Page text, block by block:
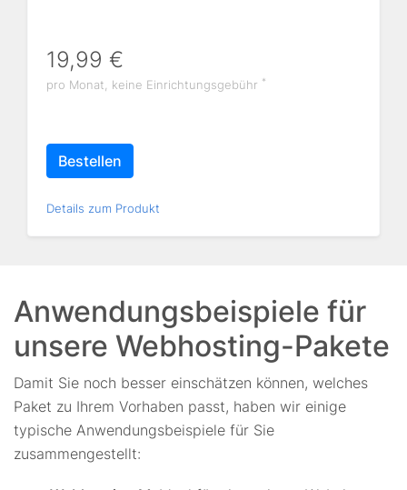
19,99 €
pro Monat, keine Einrichtungsgebühr *
Bestellen
Details zum Produkt
Anwendungsbeispiele für
unsere Webhosting-Pakete
Damit Sie noch besser einschätzen können, welches
Paket zu Ihrem Vorhaben passt, haben wir einige
typische Anwendungsbeispiele für Sie
zusammengestellt: